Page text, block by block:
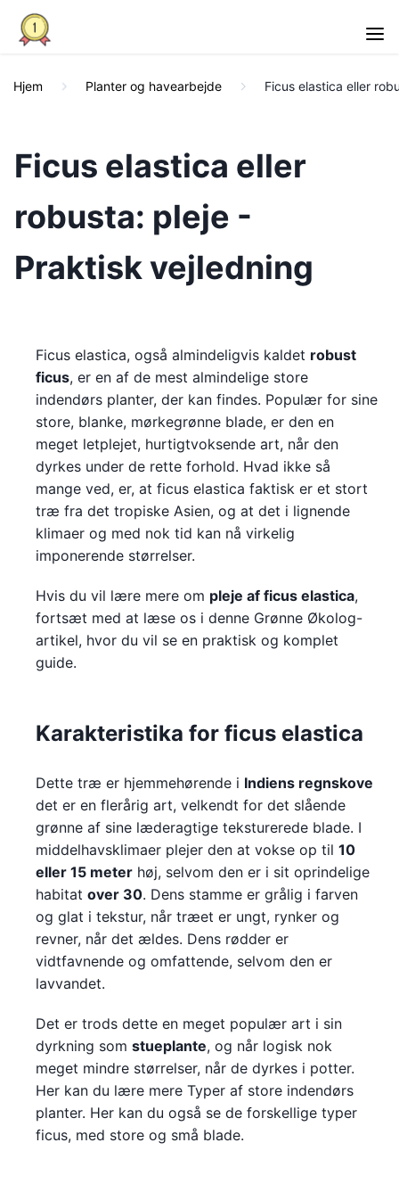
Hjem Planter og havearbejde Ficus elastica eller
Ficus elastica eller
robusta: pleje -
Praktisk vejledning
Ficus elastica, også almindeligvis kaldet robust
ficus, er en af de mest almindelige store
indendørs planter, der kan findes. Populær for sine
store, blanke, mørkegrønne blade, er den en
meget letplejet, hurtigtvoksende art, når den
dyrkes under de rette forhold. Hvad ikke så
mange ved, er, at ficus elastica faktisk er et stort
træ fra det tropiske Asien, og at det i lignende
klimaer og med nok tid kan nå virkelig
imponerende størrelser.
Hvis du vil lære mere om pleje af ficus elastica,
fortsæt med at læse os i denne Grønne Økolog-
artikel, hvor du vil se en praktisk og komplet
guide.
Karakteristika for ficus elastica
Dette træ er hjemmehørende i Indiens regnskove
det er en flerårig art, velkendt for det slående
grønne af sine læderagtige teksturerede blade. I
middelhavsklimaer plejer den at vokse op til 10
eller 15 meter høj, selvom den er i sit oprindelige
habitat over 30. Dens stamme er grålig i farven
og glat i tekstur, når træet er ungt, rynker og
revner, når det ældes. Dens rødder er
vidtfavnende og omfattende, selvom den er
lavvandet.
Det er trods dette en meget populær art i sin
dyrkning som stueplante, og når logisk nok
meget mindre størrelser, når de dyrkes i potter.
Her kan du lære mere Typer af store indendørs
planter. Her kan du også se de forskellige typer
ficus, med store og små blade.